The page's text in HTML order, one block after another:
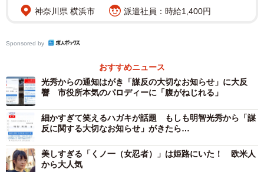
話題になった“光秀自販機”(c)諏訪原寛幸／七大陸
それもそのはずで仕掛けがユニークだった。硬貨を投入
時、商品を選択時に、あのフレーズを聞くことができたか
神奈川県 横浜市
派遣社員：時給1,400円
Sponsored by
おすすめニュース
光秀からの通知はがき「謀反の大切なお知らせ」に大反
響 市役所本気のパロディーに「腹がねじれる」
細かすぎて笑えるハガキが話題 もしも明智光秀から「謀
反に関する大切なお知らせ」がきたら…
美しすぎる「くノ一（女忍者）」は姫路にいた！ 欧米人
から大人気